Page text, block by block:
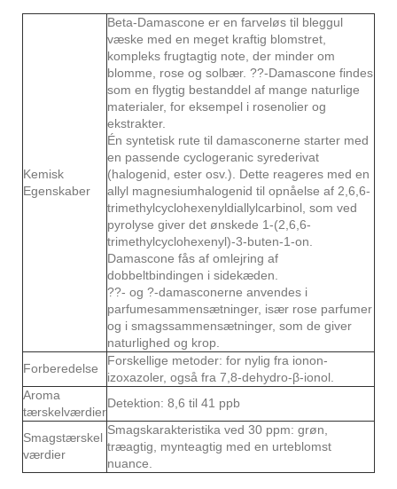
Kemisk
Egenskaber
Beta-Damascone er en farveløs til bleggul
væske med en meget kraftig blomstret,
kompleks frugtagtig note, der minder om
blomme, rose og solbær. ??-Damascone findes
som en flygtig bestanddel af mange naturlige
materialer, for eksempel i rosenolier og
ekstrakter.
Én syntetisk rute til damasconerne starter med
en passende cyclogeranic syrederivat
(halogenid, ester osv.). Dette reageres med en
allyl magnesiumhalogenid til opnåelse af 2,6,6-
trimethylcyclohexenyldiallylcarbinol, som ved
pyrolyse giver det ønskede 1-(2,6,6-
trimethylcyclohexenyl)-3-buten-1-on.
Damascone fås af omlejring af
dobbeltbindingen i sidekæden.
??- og ?-damasconerne anvendes i
parfumesammensætninger, især rose parfumer
og i smagssammensætninger, som de giver
naturlighed og krop.
Forberedelse
Forskellige metoder: for nylig fra ionon-
izoxazoler, også fra 7,8-dehydro-β-ionol.
Aroma
tærskelværdier
Detektion: 8,6 til 41 ppb
Smagstærskel
værdier
Smagskarakteristika ved 30 ppm: grøn,
træagtig, mynteagtig med en urteblomst
nuance.